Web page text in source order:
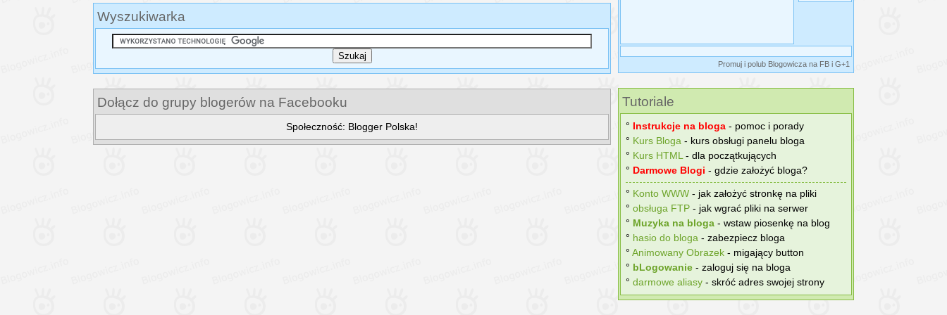
Wyszukiwarka
Dołącz do grupy blogerów na Facebooku
Społeczność: Blogger Polska!
Promuj i polub Blogowicza na FB i G+1
Tutoriale
° Instrukcje na bloga - pomoc i porady
° Kurs Bloga - kurs obsługi panelu bloga
° Kurs HTML - dla początkujących
° Darmowe Blogi - gdzie założyć bloga?
° Konto WWW - jak założyć stronkę na pliki
° obsługa FTP - jak wgrać pliki na serwer
° Muzyka na bloga - wstaw piosenkę na blog
° hasіo do bloga - zabezpiecz bloga
° Animowany Obrazek - migający button
° bLogowanie - zaloguj się na bloga
° darmowe aliasy - skróć adres swojej strony